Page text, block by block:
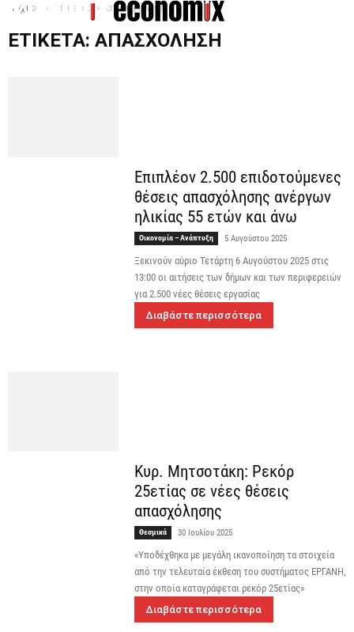
Αρχική Ετικέτες απασχόληση
ΕΤΙΚΈΤΑ: ΑΠΑΣΧΌΛΗΣΗ
Επιπλέον 2.500 επιδοτούμενες
θέσεις απασχόλησης ανέργων
ηλικίας 55 ετών και άνω
Οικονομία – Ανάπτυξη 5 Αυγούστου 2025
Ξεκινούν αύριο Τετάρτη 6 Αυγούστου 2025 στις
13:00 οι αιτήσεις των δήμων και των περιφερειών
για 2.500 νέες θέσεις εργασίας
Διαβάστε περισσότερα
Κυρ. Μητσοτάκη: Ρεκόρ
25ετίας σε νέες θέσεις
απασχόλησης
Θεσμικά 30 Ιουλίου 2025
«Υποδέχθηκα με μεγάλη ικανοποίηση τα στοιχεία
από την τελευταία έκθεση του συστήματος ΕΡΓΑΝΗ,
στην οποία καταγράφεται ρεκόρ 25ετίας»
Διαβάστε περισσότερα